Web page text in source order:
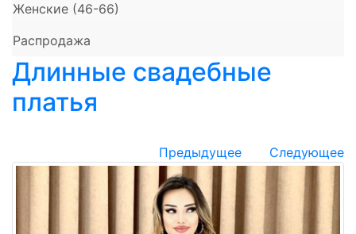
Женские (46-66)
Распродажа
Длинные свадебные
платья
Предыдущее Следующее